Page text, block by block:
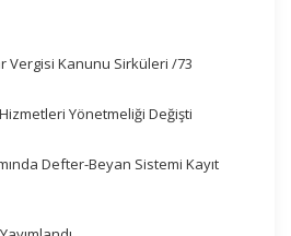
Vergisi Kanunu Sirküleri /73
Yönetmeliği Değişti
Defter-Beyan Sistemi Kayıt